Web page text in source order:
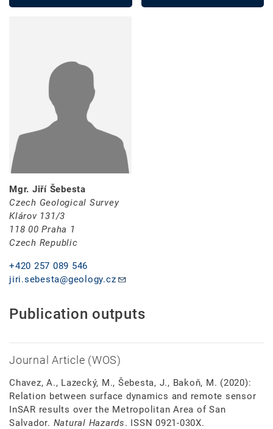
Mgr. Jiří Šebesta
Czech Geological Survey
Klárov 131/3
118 00 Praha 1
Czech Republic
+420 257 089 546
jiri.sebesta@geology.cz
Publication outputs
Journal Article (WOS)
Chavez, A., Lazecký, M., Šebesta, J., Bakoň, M. (2020):
Relation between surface dynamics and remote sensor
InSAR results over the Metropolitan Area of San
Salvador. Natural Hazards. ISSN 0921-030X.